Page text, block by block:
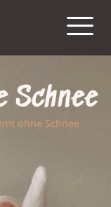
Schnee
ohne Schnee